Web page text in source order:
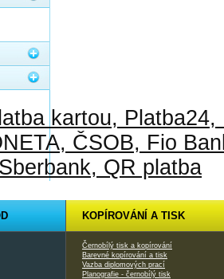
KOPÍROVÁNÍ A TISK
Černobílý tisk a kopírování
Barevné kopírování a tisk
Vazba diplomových prací
Planografie - černobílý tisk